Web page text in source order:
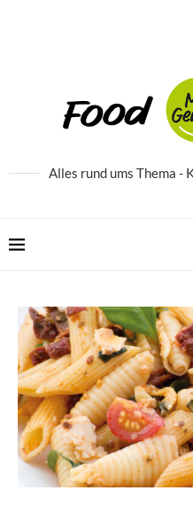
Alles rund ums Thema -